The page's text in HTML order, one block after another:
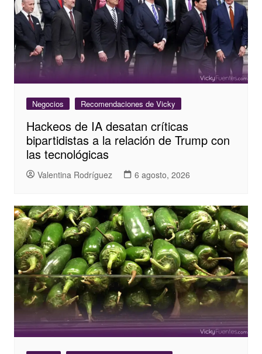
Negocios Recomendaciones de Vicky
Hackeos de IA desatan críticas
bipartidistas a la relación de Trump con
las tecnológicas
Valentina Rodríguez 6 agosto, 2026